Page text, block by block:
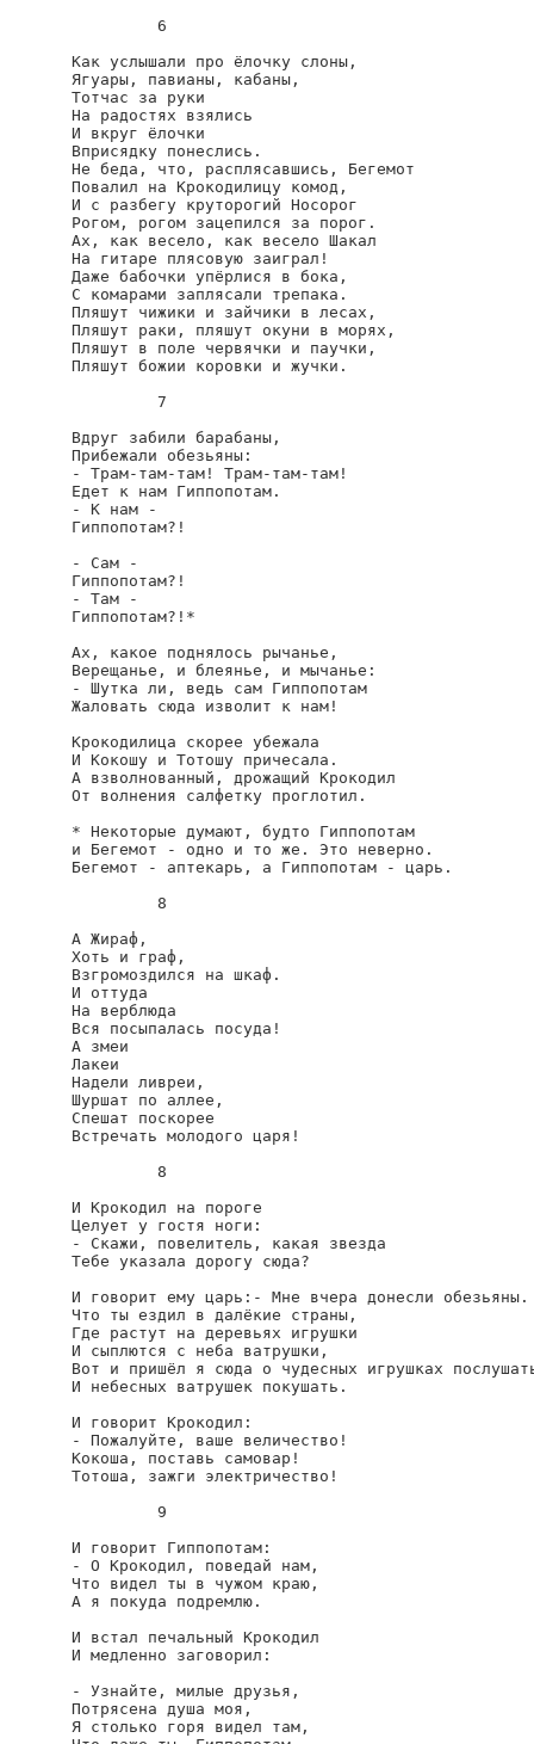
         6
Как услышали про ёлочку слоны,
Ягуары, павианы, кабаны,
Тотчас за руки
На радостях взялись
И вкруг ёлочки
Вприсядку понеслись.
Не беда, что, расплясавшись, Бегемот
Повалил на Крокодилицу комод,
И с разбегу круторогий Носорог
Рогом, рогом зацепился за порог.
Ах, как весело, как весело Шакал
На гитаре плясовую заиграл!
Даже бабочки упёрлися в бока,
С комарами заплясали трепака.
Пляшут чижики и зайчики в лесах,
Пляшут раки, пляшут окуни в морях,
Пляшут в поле червячки и паучки,
Пляшут божии коровки и жучки.
         7
Вдруг забили барабаны,
Прибежали обезьяны:
- Трам-там-там! Трам-там-там!
Едет к нам Гиппопотам.
- К нам -
Гиппопотам?!
- Сам -
Гиппопотам?!
- Там -
Гиппопотам?!*
Ах, какое поднялось рычанье,
Верещанье, и блеянье, и мычанье:
- Шутка ли, ведь сам Гиппопотам
Жаловать сюда изволит к нам!
Крокодилица скорее убежала
И Кокошу и Тотошу причесала.
А взволнованный, дрожащий Крокодил
От волнения салфетку проглотил.
* Некоторые думают, будто Гиппопотам
и Бегемот - одно и то же. Это неверно.
Бегемот - аптекарь, а Гиппопотам - царь.
         8
А Жираф,
Хоть и граф,
Взгромоздился на шкаф.
И оттуда
На верблюда
Вся посыпалась посуда!
А змеи
Лакеи
Надели ливреи,
Шуршат по аллее,
Спешат поскорее
Встречать молодого царя!
         8
И Крокодил на пороге
Целует у гостя ноги:
- Скажи, повелитель, какая звезда
Тебе указала дорогу сюда?
И говорит ему царь:- Мне вчера донесли обезьяны.
Что ты ездил в далёкие страны,
Где растут на деревьях игрушки
И сыплются с неба ватрушки,
Вот и пришёл я сюда о чудесных игрушках
И небесных ватрушек покушать.
И говорит Крокодил:
- Пожалуйте, ваше величество!
Кокоша, поставь самовар!
Тотоша, зажги электричество!
         9
И говорит Гиппопотам:
- О Крокодил, поведай нам,
Что видел ты в чужом краю,
А я покуда подремлю.
И встал печальный Крокодил
И медленно заговорил:
- Узнайте, милые друзья,
Потрясена душа моя,
Я столько горя видел там,